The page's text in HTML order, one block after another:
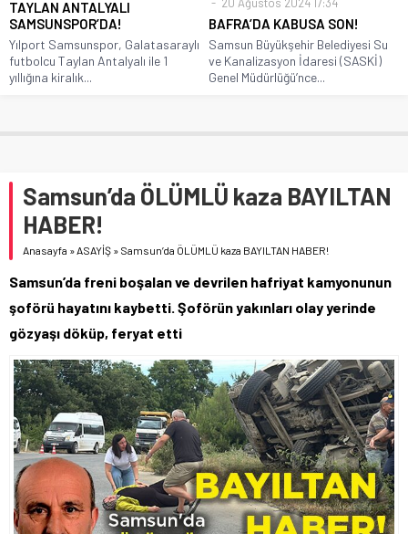
TAYLAN ANTALYALI
SAMSUNSPOR’DA!
Yılport Samsunspor, Galatasaraylı
futbolcu Taylan Antalyalı ile 1
yıllığına kiralık...
BAFRA’DA KABUSA SON!
Samsun Büyükşehir Belediyesi Su
ve Kanalizasyon İdaresi (SASKİ)
Genel Müdürlüğü’nce...
Samsun’da ÖLÜMLÜ kaza BAYILTAN
HABER!
Anasayfa » ASAYİŞ » Samsun’da ÖLÜMLÜ kaza BAYILTAN HABER!
Samsun’da freni boşalan ve devrilen hafriyat kamyonunun
şoförü hayatını kaybetti. Şoförün yakınları olay yerinde
gözyaşı döküp, feryat etti